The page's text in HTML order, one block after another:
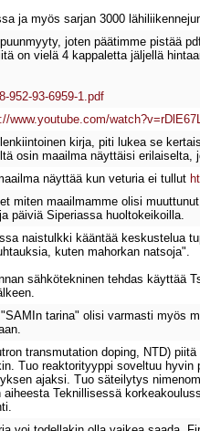
ja myös sarjan 3000
joten päätimme pistää
on vielä 4 kappaletta jäljellä
952-93-6959-1.pdf
www.youtube.com/
kirja, piti lukea se
osin maailma näyttäisi
näyttää kun veturia ei tullut
miten maailmamme olisi
päiviä Siperiassa huoltokeikoilla.
naistulkki kääntää keskustelua
kuten mahorkan natsoja".
sähkötekninen tehdas käyttää
tarina" olisi varmasti myös
transmutation doping, NTD)
Tuo reaktorityyppi soveltuu
ajaksi. Tuo säteilytys
aiheesta Teknillisessä